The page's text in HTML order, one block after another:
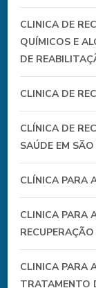
CLINICA DE
QUÍMICOS E
DE
CLINICA DE
CLÍNICA DE
SAÚDE EM
CLÍNICA PARA
CLINICA PARA
CLINICA PARA
TRATAMENTO